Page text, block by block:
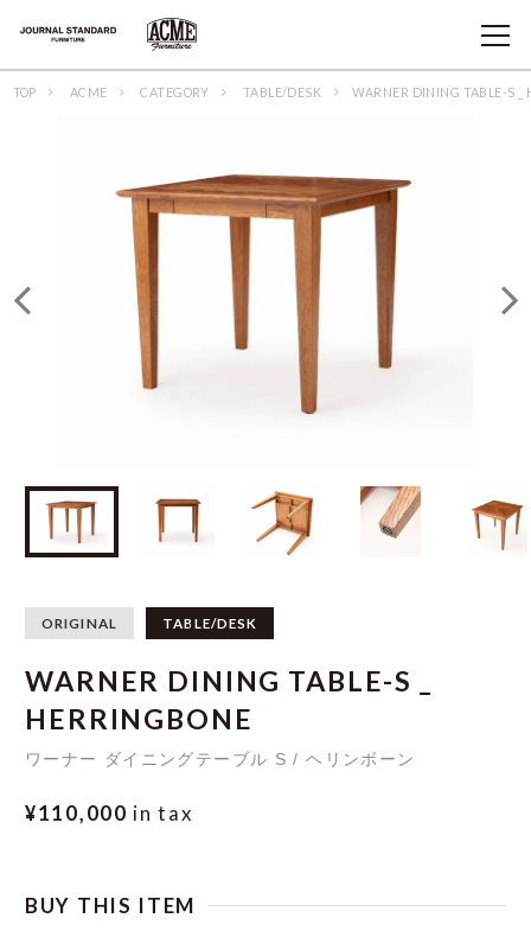
TOP ACME CATEGORY TABLE/DESK WARNER DINING TABLE-S _
ORIGINAL TABLE/DESK
WARNER DINING TABLE-S _
HERRINGBONE
ワーナー ダイニングテーブル S / ヘリンボーン
¥110,000 in tax
BUY THIS ITEM